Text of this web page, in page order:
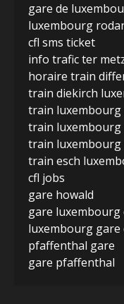
gare de
luxembourg
cfl sms ticket
info trafic ter
horaire train
train diekirch
train luxembourg
train
train luxembourg
train esch
cfl jobs
gare howald
gare luxembourg
luxembourg
pfaffenthal gare
gare pfaffenthal